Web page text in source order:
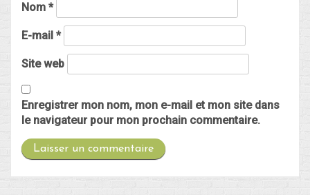
Nom *
E-mail *
Site web
Enregistrer mon nom, mon e-mail et mon site dans
le navigateur pour mon prochain commentaire.